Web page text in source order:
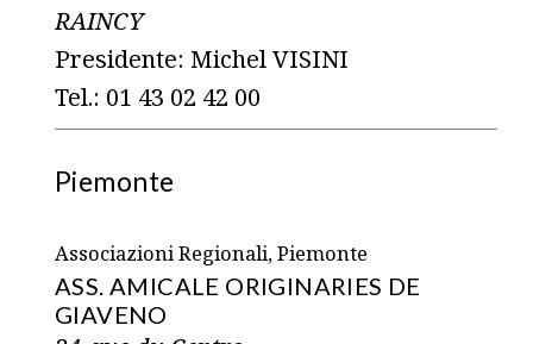
RAINCY
Presidente: Michel VISINI
Tel.: 01 43 02 42 00
Piemonte
Associazioni Regionali, Piemonte
ASS. AMICALE ORIGINARIES DE
GIAVENO